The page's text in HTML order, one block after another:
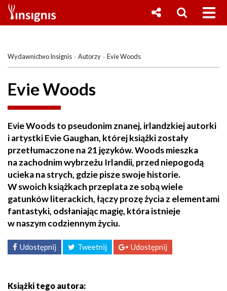
Wydawnictwo Insignis Autorzy Evie Woods
Evie Woods
Evie Woods to pseudonim znanej, irlandzkiej autorki
i artystki Evie Gaughan, której książki zostały
przetłumaczone na 21 języków. Woods mieszka
na zachodnim wybrzeżu Irlandii, przed niepogodą
ucieka na strych, gdzie pisze swoje historie.
W swoich książkach przeplata ze sobą wiele
gatunków literackich, łączy prozę życia z elementami
fantastyki, odsłaniając magię, która istnieje
w naszym codziennym życiu.
Udostępnij Tweetnij Udostępnij
Książki tego autora: